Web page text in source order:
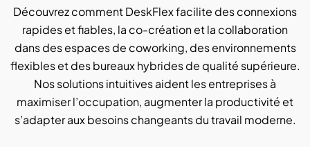
Découvrez comment DeskFlex facilite des connexions
rapides et fiables, la co-création et la collaboration
dans des espaces de coworking, des environnements
flexibles et des bureaux hybrides de qualité supérieure.
Nos solutions intuitives aident les entreprises à
maximiser l’occupation, augmenter la productivité et
s’adapter aux besoins changeants du travail moderne.